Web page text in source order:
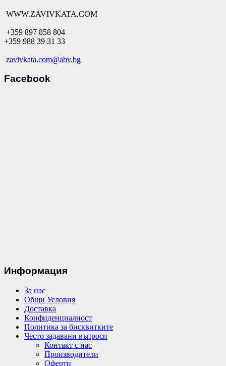
WWW.ZAVIVKATA.COM
+359 897 858 804
+359 988 39 31 33
zavivkata.com@abv.bg
Facebook
Информация
За нас
Общи Условия
Доставка
Конфиденциалност
Политика за бисквитките
Често задавани въпроси
Контакт с нас
Производители
Оферти